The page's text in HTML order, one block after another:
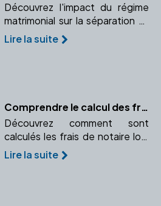
Découvrez l'impact du régime
matrimonial sur la séparation et
comment un notaire peut vous
accompagner dans cette
Lire la suite
Comprendre le calcul des frais de notaire lors d'une transaction immobilière
Découvrez comment sont
calculés les frais de notaire lors
d'une transaction immobilière.
Comprendre les taxes et
Lire la suite